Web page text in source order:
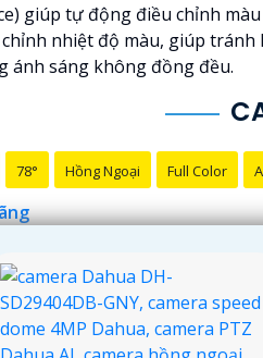
giúp tự động điều chỉnh
nhiệt độ màu, giúp
ánh sáng không đồng đều.
78° Hồng Ngoại Full Color